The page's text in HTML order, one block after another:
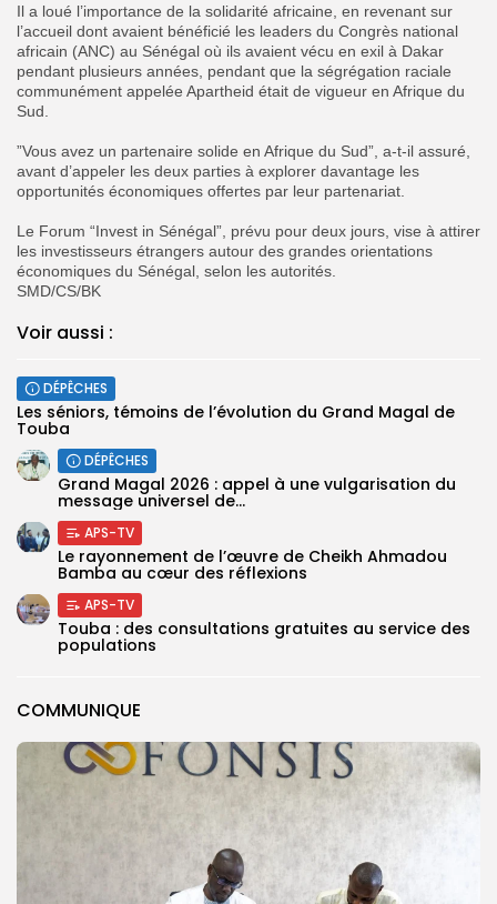
COMMUNIQUE
‎Il a loué l’importance de la solidarité africaine, en revenant sur
l’accueil dont avaient bénéficié les leaders du Congrès national
africain (ANC) au Sénégal où ils avaient vécu en exil à Dakar
pendant plusieurs années, pendant que la ségrégation raciale
communément appelée Apartheid était de vigueur en Afrique du
Sud.
‎”Vous avez un partenaire solide en Afrique du Sud”, a-t-il assuré,
avant d’appeler les deux parties à explorer davantage les
opportunités économiques offertes par leur partenariat.
‎Le Forum “Invest in Sénégal”, prévu pour deux jours, vise à attirer
les investisseurs étrangers autour des grandes orientations
économiques du Sénégal, selon les autorités.
SMD/CS/BK
Voir aussi :
DÉPÊCHES
Les séniors, témoins de l’évolution du Grand Magal de
Touba
DÉPÊCHES
Grand Magal 2026 : appel à une vulgarisation du
message universel de...
APS-TV
Le rayonnement de l’œuvre de Cheikh Ahmadou
Bamba au cœur des réflexions
APS-TV
Touba : des consultations gratuites au service des
populations